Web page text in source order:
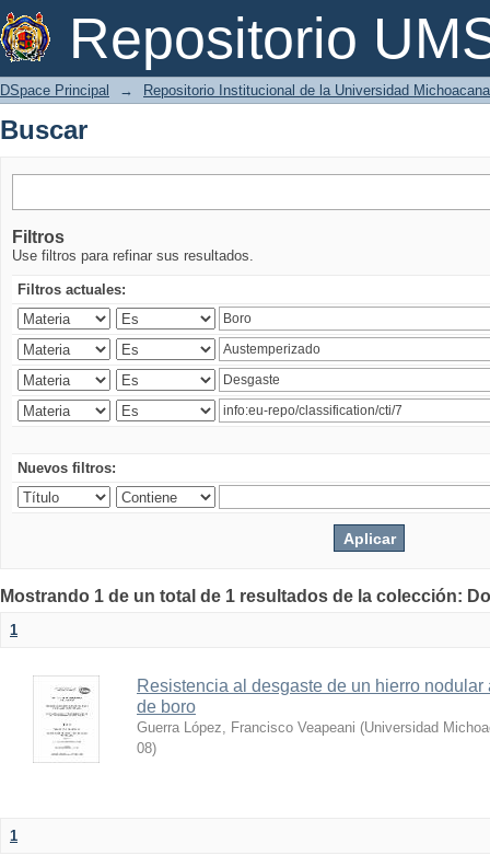
Repositorio
Buscar
DSpace Principal → Repositorio Institucional de la Universidad
Buscar
Filtros
Use filtros para refinar sus resultados.
Filtros actuales:
Nuevos filtros:
Mostrando 1 de un total de 1 resultados de la colección:
1
Resistencia al desgaste de un hierro
de boro
Guerra López, Francisco Veapeani (Universidad
08)
1